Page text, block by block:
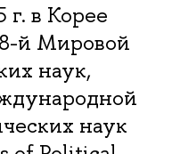
в Корее
й Мировой
наук,
наук